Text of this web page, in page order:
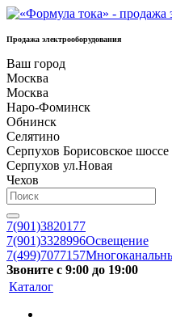
Продажа электрооборудования
Ваш город
Москва
Москва
Наро-Фоминск
Обнинск
Селятино
Серпухов Борисовское шоссе
Серпухов ул.Новая
Чехов
7(901)3820177
7(901)3328996Освещение
7(499)7077157
Звоните с 9:00 до 19:00
Каталог